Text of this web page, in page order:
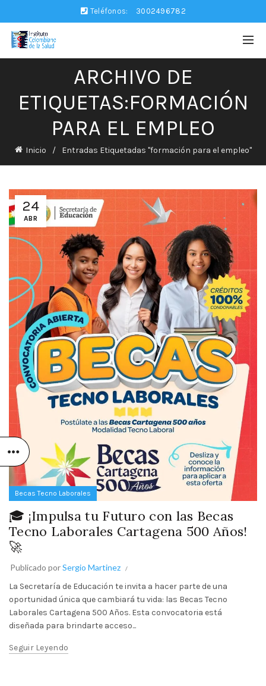
Teléfonos: 3002496782
ARCHIVO DE
ETIQUETAS:FORMACIÓN
PARA EL EMPLEO
Inicio Entradas Etiquetadas "formación para el empleo"
24
ABR
Becas Tecno Laborales
🎓 ¡Impulsa tu Futuro con las Becas
Tecno Laborales Cartagena 500 Años!
🚀
Publicado porSergio Martinez
La Secretaría de Educación te invita a hacer parte de una
oportunidad única que cambiará tu vida: las Becas Tecno
Laborales Cartagena 500 Años. Esta convocatoria está
diseñada para brindarte acceso...
Seguir Leyendo